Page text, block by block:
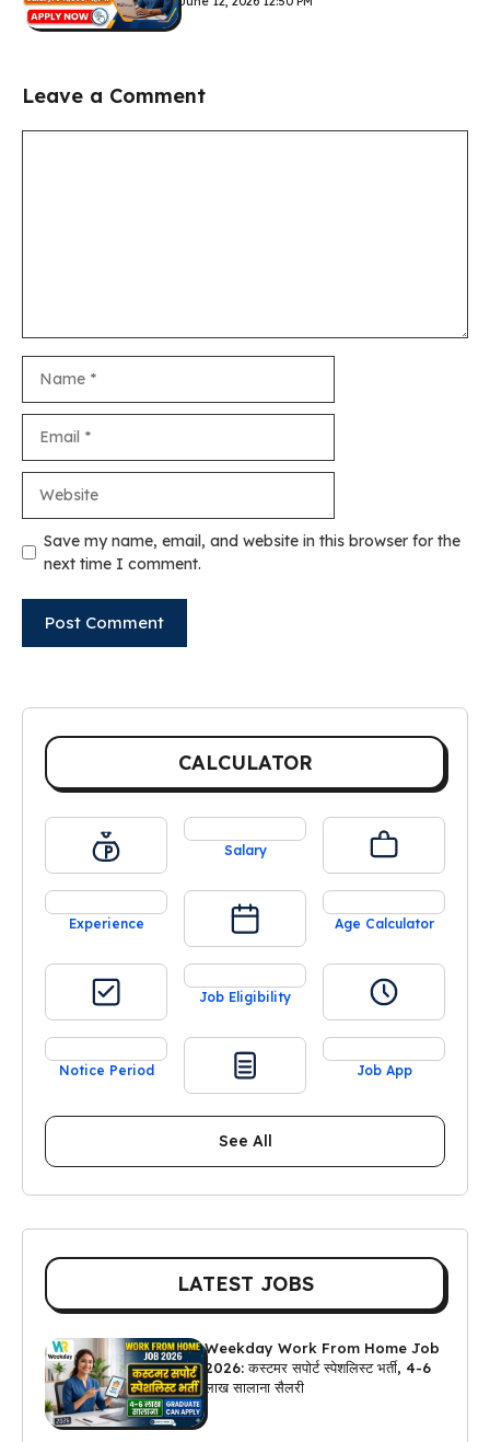
Leave a Comment
Save my name, email, and website in this browser for the
next time I comment.
CALCULATOR
Salary
Experience Age Calculator
Job Eligibility
Notice Period Job App
See All
LATEST JOBS
Weekday Work From Home Job
2026: कस्टमर सपोर्ट स्पेशलिस्ट भर्ती, 4-6
लाख सालाना सैलरी